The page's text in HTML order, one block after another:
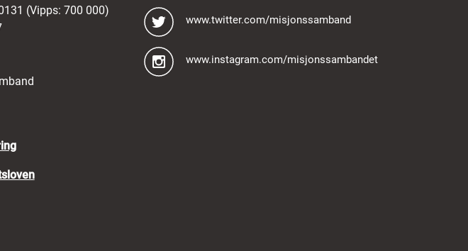
(Vipps: 700 000)
www.twitter.com/misjonssamband
www.instagram.com/misjonssambandet